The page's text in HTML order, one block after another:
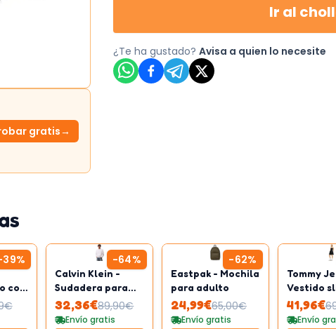
gratis→
Ir al
¿Te ha gustado?Avisa a quien lo necesite
39%
con
€
-64%
Calvin Klein -
Sudadera para
hombre
32,36€89,90€
Envío gratis
-62%
Eastpak - Mochila
para adulto
24,99€65,00€
Envío gratis
Tommy
Vestido
para
41,96€
Envío